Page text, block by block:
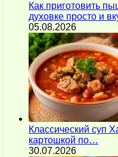
Как приготовить
духовке просто и
05.08.2026
Классический суп
картошкой по…
30.07.2026